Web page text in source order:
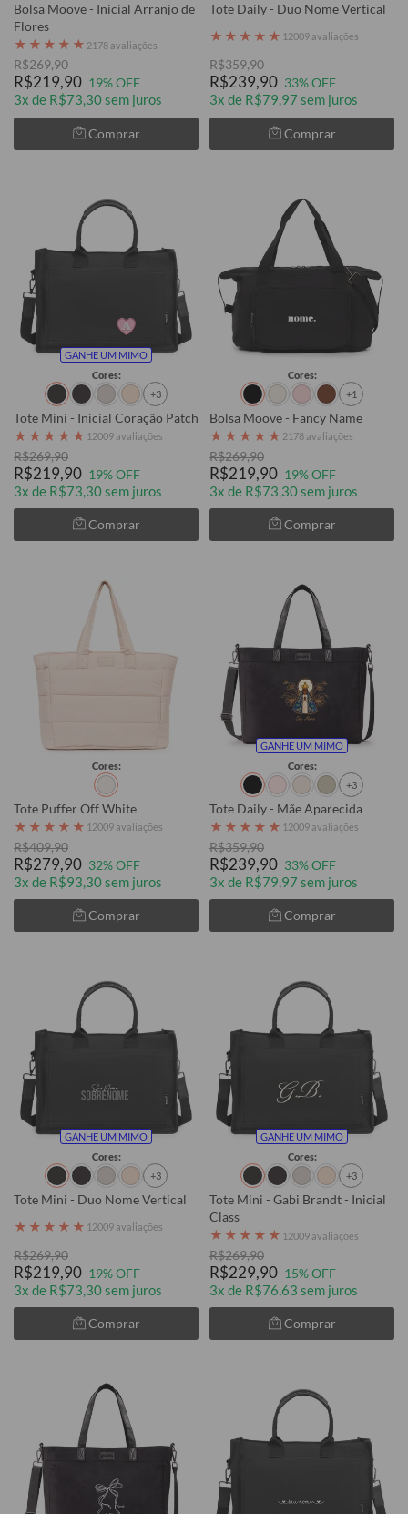
Bolsa Moove - Inicial Arranjo de
Flores
★ ★ ★ ★ ★ 2178 avaliações
R$269,90
R$219,90 19% OFF
3x de R$73,30 sem juros
Comprar
Tote Daily - Duo Nome Vertical
★ ★ ★ ★ ★ 12009 avaliações
R$359,90
R$239,90 33% OFF
3x de R$79,97 sem juros
Comprar
GANHE UM MIMO
Cores:
+3
Tote Mini - Inicial Coração Patch
★ ★ ★ ★ ★ 12009 avaliações
R$269,90
R$219,90 19% OFF
3x de R$73,30 sem juros
Comprar
Cores:
+1
Bolsa Moove - Fancy Name
★ ★ ★ ★ ★ 2178 avaliações
R$269,90
R$219,90 19% OFF
3x de R$73,30 sem juros
Comprar
Cores:
Tote Puffer Off White
★ ★ ★ ★ ★ 12009 avaliações
R$409,90
R$279,90 32% OFF
3x de R$93,30 sem juros
Comprar
GANHE UM MIMO
Cores:
+3
Tote Daily - Mãe Aparecida
★ ★ ★ ★ ★ 12009 avaliações
R$359,90
R$239,90 33% OFF
3x de R$79,97 sem juros
Comprar
GANHE UM MIMO
Cores:
+3
Tote Mini - Duo Nome Vertical
★ ★ ★ ★ ★ 12009 avaliações
R$269,90
R$219,90 19% OFF
3x de R$73,30 sem juros
Comprar
GANHE UM MIMO
Cores:
+3
Tote Mini - Gabi Brandt - Inicial
Class
★ ★ ★ ★ ★ 12009 avaliações
R$269,90
R$229,90 15% OFF
3x de R$76,63 sem juros
Comprar